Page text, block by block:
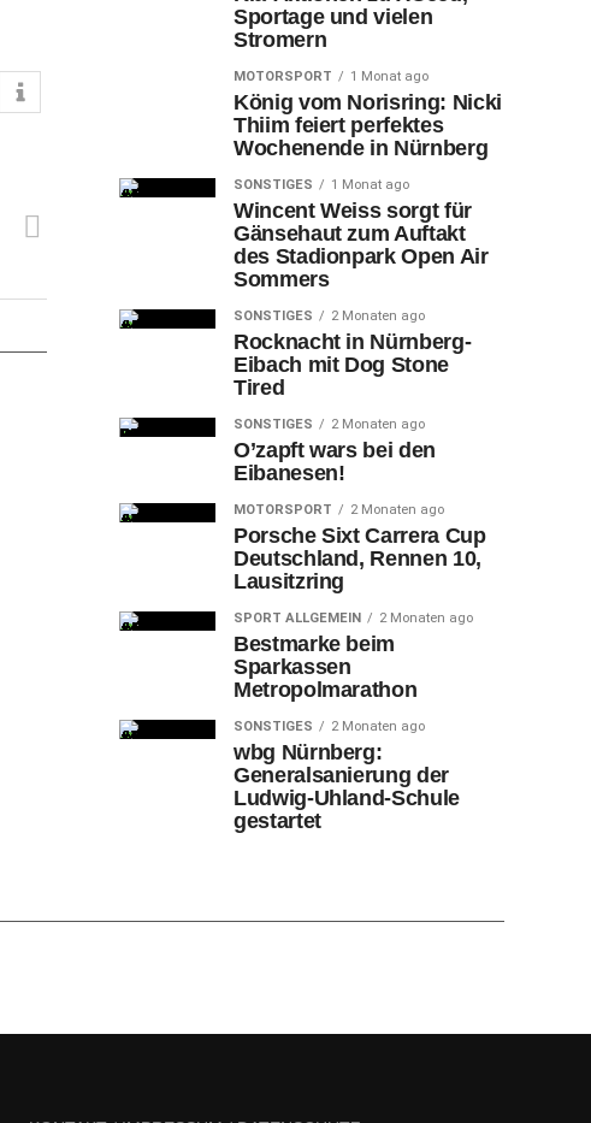
Sportage und vielen
Stromern
MOTORSPORT 1 Monat ago
König vom Norisring: Nicki
Thiim feiert perfektes
Wochenende in Nürnberg
SONSTIGES 1 Monat ago
Wincent Weiss sorgt für
Gänsehaut zum Auftakt
des Stadionpark Open Air
Sommers
SONSTIGES 2 Monaten ago
Rocknacht in Nürnberg-
Eibach mit Dog Stone
Tired
SONSTIGES 2 Monaten ago
O’zapft wars bei den
Eibanesen!
MOTORSPORT 2 Monaten ago
Porsche Sixt Carrera Cup
Deutschland, Rennen 10,
Lausitzring
SPORT ALLGEMEIN 2 Monaten ago
Bestmarke beim
Sparkassen
Metropolmarathon
SONSTIGES 2 Monaten ago
wbg Nürnberg:
Generalsanierung der
Ludwig-Uhland-Schule
gestartet